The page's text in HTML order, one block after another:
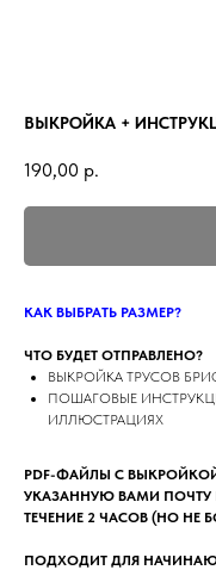
ВЫКРОЙКА +
190,00 р.
КАК ВЫБРАТЬ РАЗМЕР?
ЧТО БУДЕТ ОТПРАВЛЕНО?
ВЫКРОЙКА ТРУСОВ
ПОШАГОВЫЕ
ИЛЛЮСТРАЦИЯХ
PDF-ФАЙЛЫ С
УКАЗАННУЮ ВАМИ
ТЕЧЕНИЕ 2 ЧАСОВ (НО НЕ
ПОДХОДИТ ДЛЯ